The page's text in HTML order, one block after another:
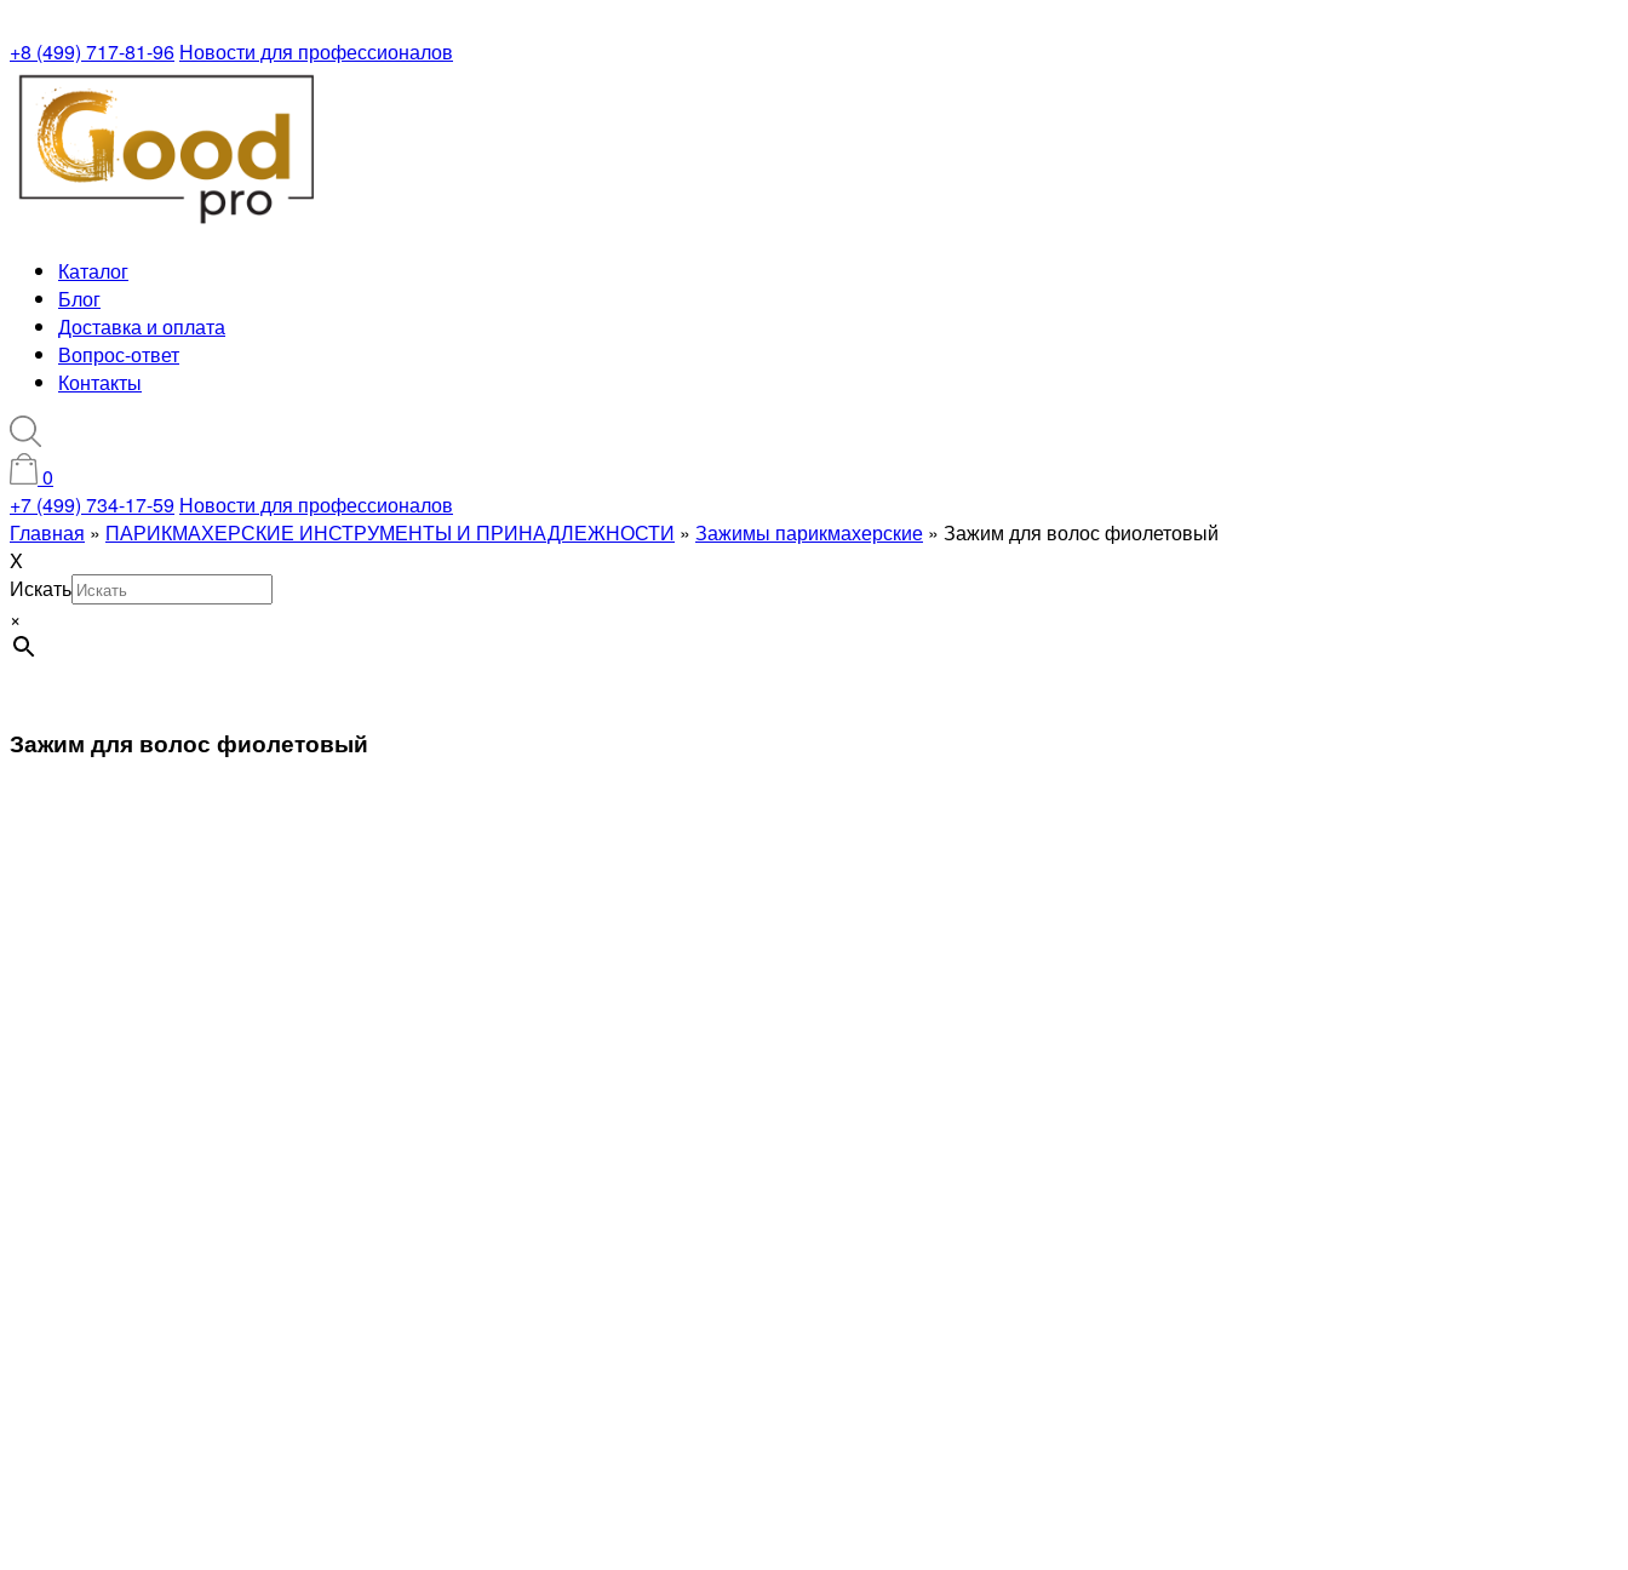
+8 (499) 717-81-96 Новости для профессионалов
Каталог
Блог
Доставка и оплата
Вопрос-ответ
Контакты
0
+7 (499) 734-17-59 Новости для профессионалов
Главная » ПАРИКМАХЕРСКИЕ ИНСТРУМЕНТЫ И ПРИНАДЛЕЖНОСТИ » Зажимы парикмахерские » Зажим для волос фиолетовый
X
Искать
×
Зажим для волос фиолетовый